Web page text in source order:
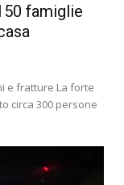
famiglie
e fratture La forte
circa 300 persone